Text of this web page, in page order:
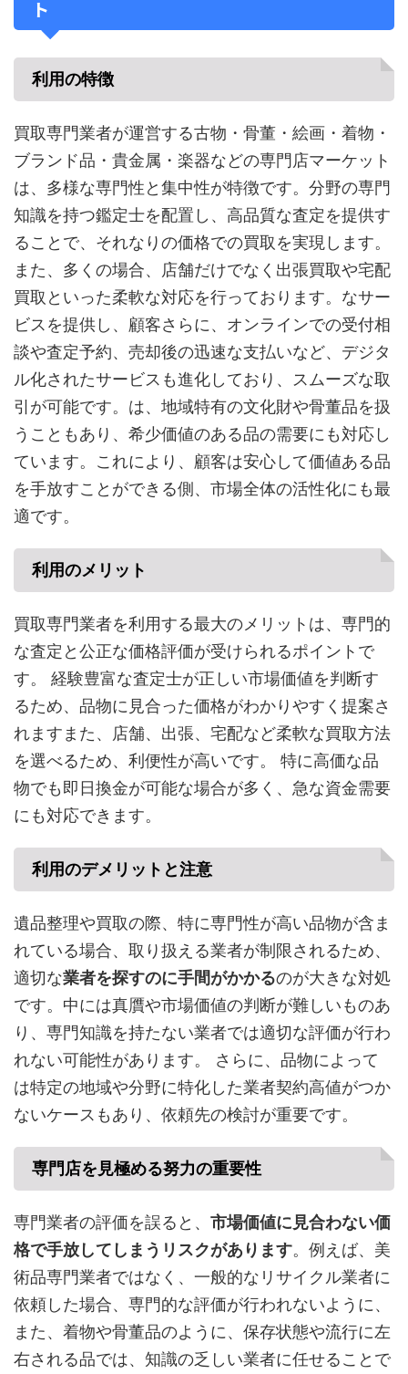
ト
利用の特徴
買取専門業者が運営する古物・骨董・絵画・着物・
ブランド品・貴金属・楽器などの専門店マーケット
は、多様な専門性と集中性が特徴です。分野の専門
知識を持つ鑑定士を配置し、高品質な査定を提供す
ることで、それなりの価格での買取を実現します。
また、多くの場合、店舗だけでなく出張買取や宅配
買取といった柔軟な対応を行っております。なサー
ビスを提供し、顧客さらに、オンラインでの受付相
談や査定予約、売却後の迅速な支払いなど、デジタ
ル化されたサービスも進化しており、スムーズな取
引が可能です。は、地域特有の文化財や骨董品を扱
うこともあり、希少価値のある品の需要にも対応し
ています。これにより、顧客は安心して価値ある品
を手放すことができる側、市場全体の活性化にも最
適です。
利用のメリット
買取専門業者を利用する最大のメリットは、専門的
な査定と公正な価格評価が受けられるポイントで
す。 経験豊富な査定士が正しい市場価値を判断す
るため、品物に見合った価格がわかりやすく提案さ
れますまた、店舗、出張、宅配など柔軟な買取方法
を選べるため、利便性が高いです。 特に高価な品
物でも即日換金が可能な場合が多く、急な資金需要
にも対応できます。
利用のデメリットと注意
遺品整理や買取の際、特に専門性が高い品物が含ま
れている場合、取り扱える業者が制限されるため、
適切な業者を探すのに手間がかかるのが大きな対処
です。中には真贋や市場価値の判断が難しいものあ
り、専門知識を持たない業者では適切な評価が行わ
れない可能性があります。 さらに、品物によって
は特定の地域や分野に特化した業者契約高値がつか
ないケースもあり、依頼先の検討が重要です。
専門店を見極める努力の重要性
専門業者の評価を誤ると、 市場価値に見合わない価
格で手放してしまうリスクがあります。例えば、美
術品専門業者ではなく、一般的なリサイクル業者に
依頼した場合、専門的な評価が行われないように、
また、着物や骨董品のように、保存状態や流行に左
右される品では、知識の乏しい業者に任せることで